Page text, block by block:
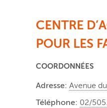
CENTRE
POUR LES
COORDONNÉES
Adresse: Avenue
Téléphone: 02/